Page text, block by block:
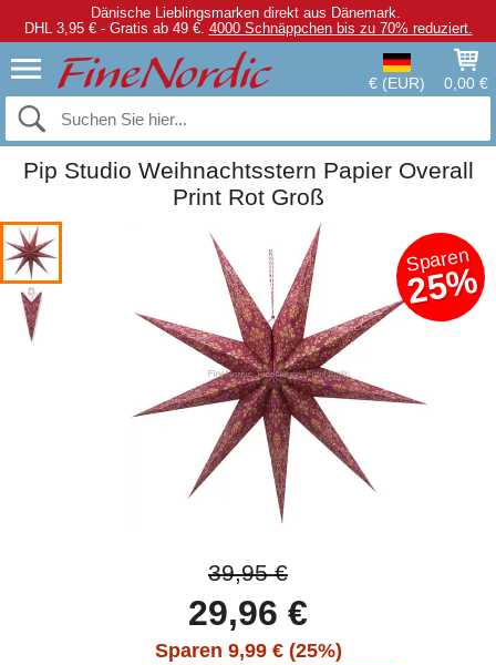
Dänische Lieblingsmarken direkt aus Dänemark.
DHL 3,95 € - Gratis ab 49 €. 4000 Schnäppchen bis zu 70% reduziert.
€ (EUR) 0,00 €
Pip Studio Weihnachtsstern Papier Overall
Print Rot Groß
Sparen
25%
39,95 €
29,96 €
Sparen 9,99 € (25%)